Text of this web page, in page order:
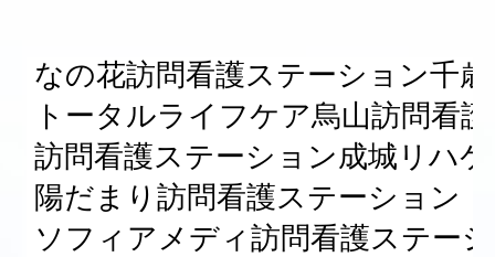
なの花訪問看護ステーション千
トータルライフケア烏山訪問看
訪問看護ステーション成城リハ
陽だまり訪問看護ステーション
ソフィアメディ訪問看護ステー